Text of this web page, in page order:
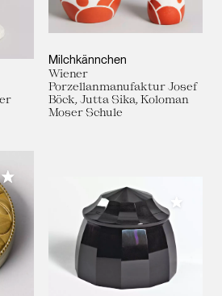
Milchkännchen
Wiener
Porzellanmanufaktur Josef
Böck, Jutta Sika, Koloman
Moser Schule
Meiner Sammlung hinzufügen
Meiner